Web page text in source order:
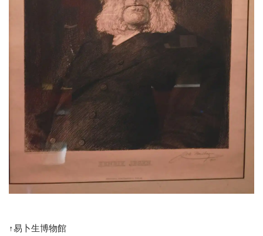
↑易卜生博物館